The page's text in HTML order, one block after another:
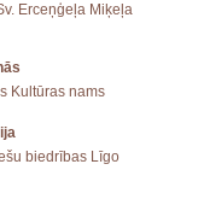
Erceņģeļa Miķeļa
Kultūras nams
biedrības Līgo